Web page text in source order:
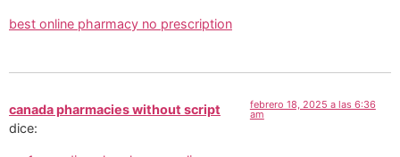
best online pharmacy no prescription
canada pharmacies without script
dice:
febrero 18, 2025 a las 6:36
am